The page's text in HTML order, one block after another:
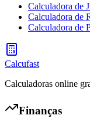
Calculadora de
Calculadora de
Calculadora de
Calcufast
Calculadoras online
Finanças